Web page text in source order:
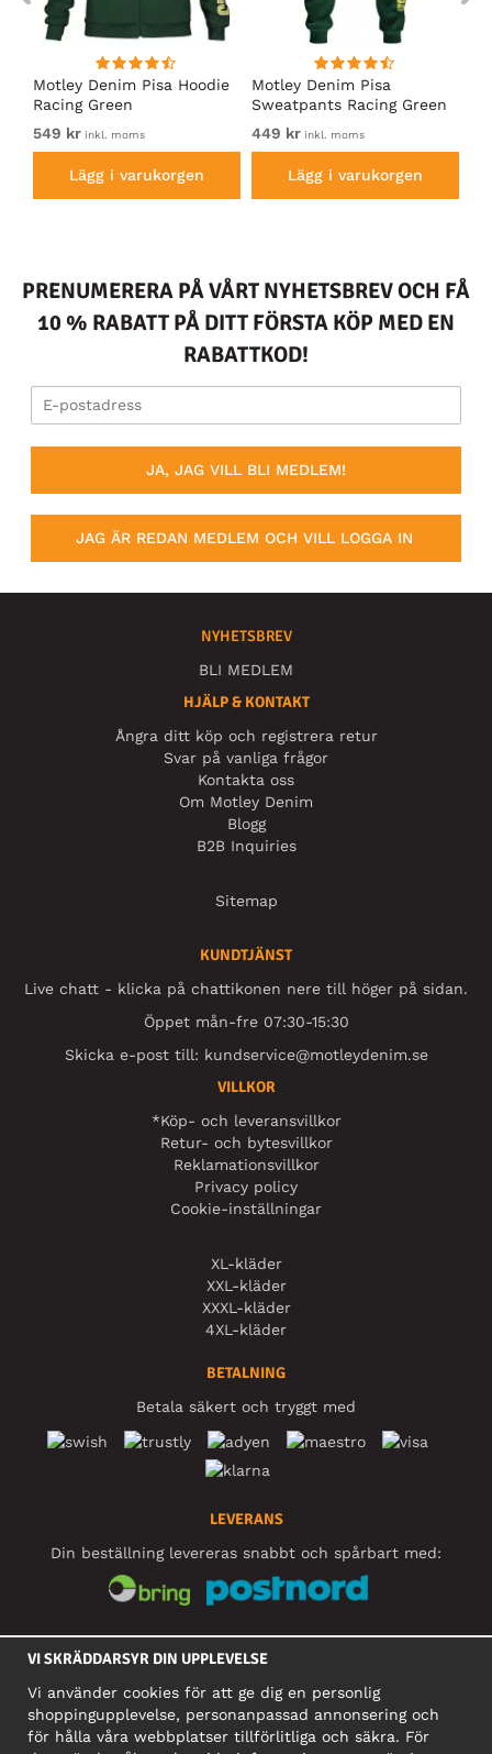
Motley Denim Pisa Hoodie
Racing Green
549 kr inkl. moms
Lägg i varukorgen
Motley Denim Pisa
Sweatpants Racing Green
449 kr inkl. moms
Lägg i varukorgen
PRENUMERERA PÅ VÅRT NYHETSBREV OCH FÅ
10 % RABATT PÅ DITT FÖRSTA KÖP MED EN
RABATTKOD!
JA, JAG VILL BLI MEDLEM!
JAG ÄR REDAN MEDLEM OCH VILL LOGGA IN
NYHETSBREV
BLI MEDLEM
HJÄLP & KONTAKT
Ångra ditt köp och registrera retur
Svar på vanliga frågor
Kontakta oss
Om Motley Denim
Blogg
B2B Inquiries
Sitemap
KUNDTJÄNST
Live chatt - klicka på chattikonen nere till höger på sidan.
Öppet mån-fre 07:30-15:30
Skicka e-post till: kundservice@motleydenim.se
VILLKOR
*Köp- och leveransvillkor
Retur- och bytesvillkor
Reklamationsvillkor
Privacy policy
Cookie-inställningar
XL-kläder
XXL-kläder
XXXL-kläder
4XL-kläder
BETALNING
Betala säkert och tryggt med
LEVERANS
Din beställning levereras snabbt och spårbart med:
SOCIALA MEDIER
FÖRETAG
VI SKRÄDDARSYR DIN UPPLEVELSE
Vi använder cookies för att ge dig en personlig
shoppingupplevelse, personanpassad annonsering och
för hålla våra webbplatser tillförlitliga och säkra. För